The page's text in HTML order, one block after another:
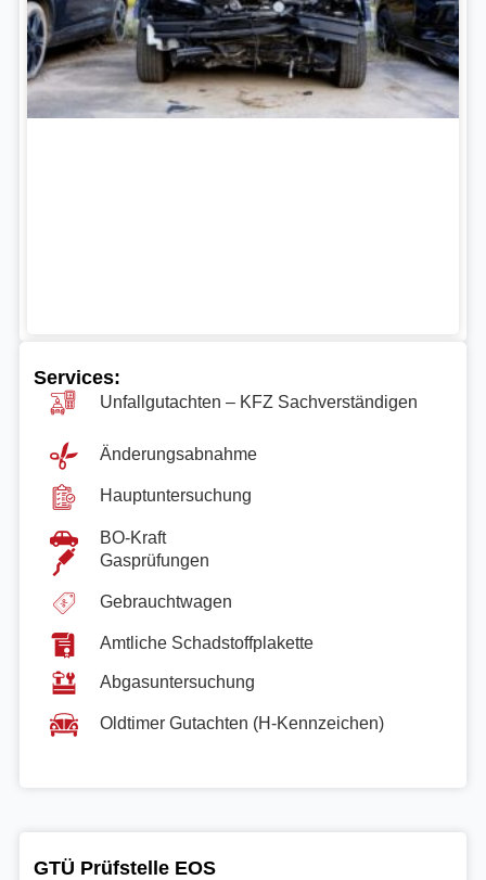
Services:
Unfallgutachten – KFZ Sachverständigen
Änderungsabnahme
Hauptuntersuchung
BO-Kraft
Gasprüfungen
Gebrauchtwagen
Amtliche Schadstoffplakette
Abgasuntersuchung
Oldtimer Gutachten (H-Kennzeichen)
GTÜ Prüfstelle EOS